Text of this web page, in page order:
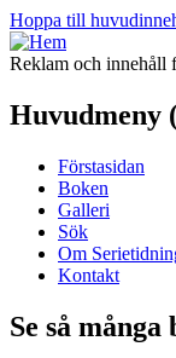
Hoppa till
Reklam och innehåll
Huvudmeny
Förstasidan
Boken
Galleri
Sök
Om
Kontakt
Se så